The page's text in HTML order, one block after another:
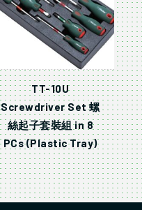
TT-10U
Screwdriver Set 螺
絲起子套裝組 in 8
PCs (Plastic Tray)